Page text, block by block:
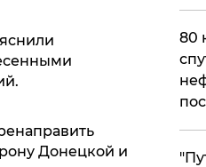
Донецкой и
80